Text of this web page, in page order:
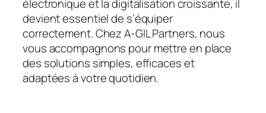
électronique et la digitalisation croissante, il
devient essentiel de s’équiper
correctement. Chez A-GIL Partners, nous
vous accompagnons pour mettre en place
des solutions simples, efficaces et
adaptées à votre quotidien.